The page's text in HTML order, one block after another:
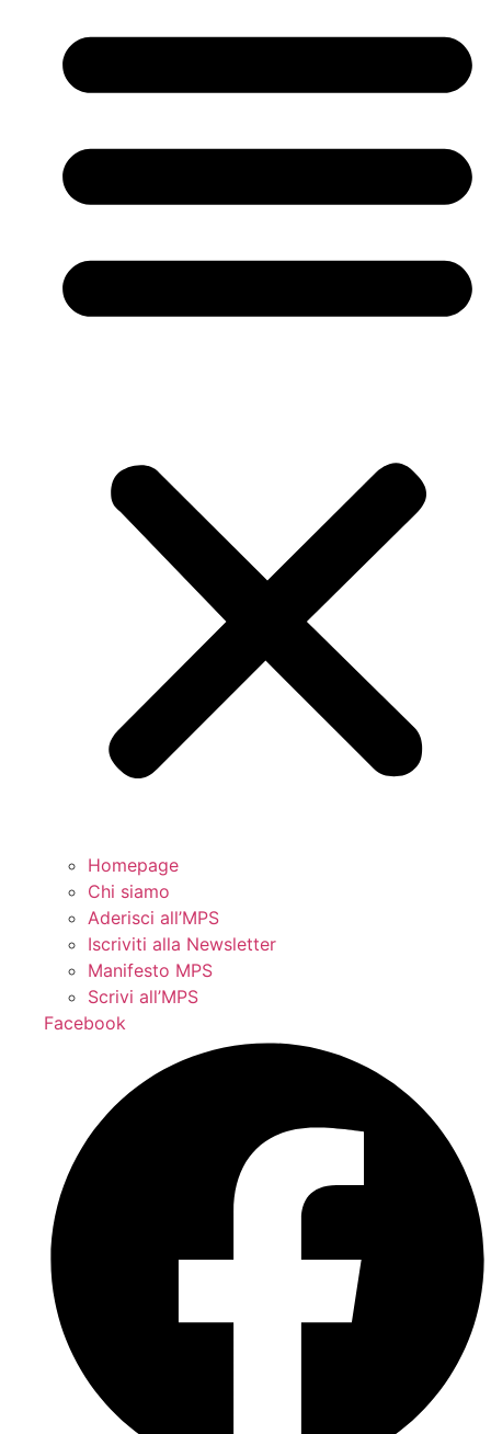
Homepage
Chi siamo
Aderisci all’MPS
Iscriviti alla Newsletter
Manifesto MPS
Scrivi all’MPS
Facebook